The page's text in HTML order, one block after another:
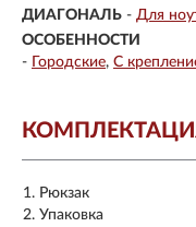
ДИАГОНАЛЬ - Для
ОСОБЕННОСТИ
- Городские С
Рюкзак
Упаковка